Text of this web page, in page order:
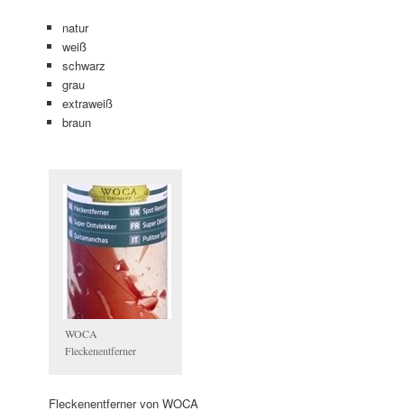
natur
weiß
schwarz
grau
extraweiß
braun
WOCA
Fleckenentferner
Fleckenentferner von WOCA